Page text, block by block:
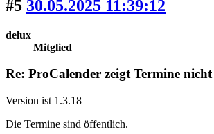
#5 30.05.2025 11:39:12
delux
Mitglied
Re: ProCalender zeigt Termine
Version ist 1.3.18
Die Termine sind öffentlich.